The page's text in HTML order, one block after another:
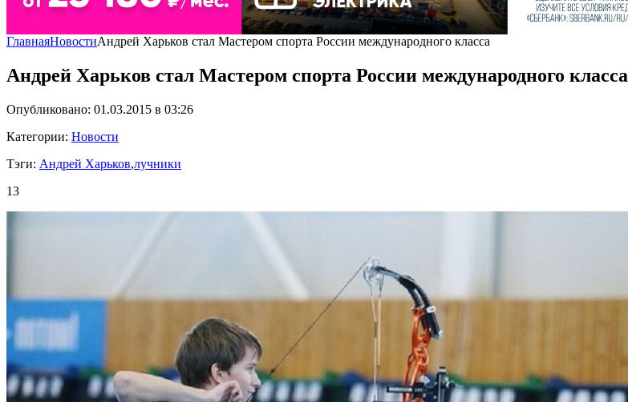
ГлавнаяНовостиАндрей Харьков стал Мастером спорта России международного класса
Андрей Харьков стал Мастером спорта России международного класса
Опубликовано: 01.03.2015 в 03:26
Категории: Новости
Тэги: Андрей Харьков,лучники
13